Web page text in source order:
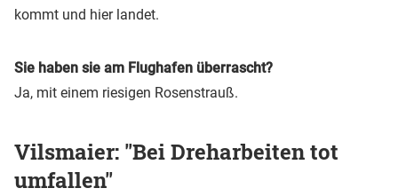
kommt und hier landet.
Sie haben sie am Flughafen überrascht?
Ja, mit einem riesigen Rosenstrauß.
Vilsmaier: "Bei Dreharbeiten tot
umfallen"